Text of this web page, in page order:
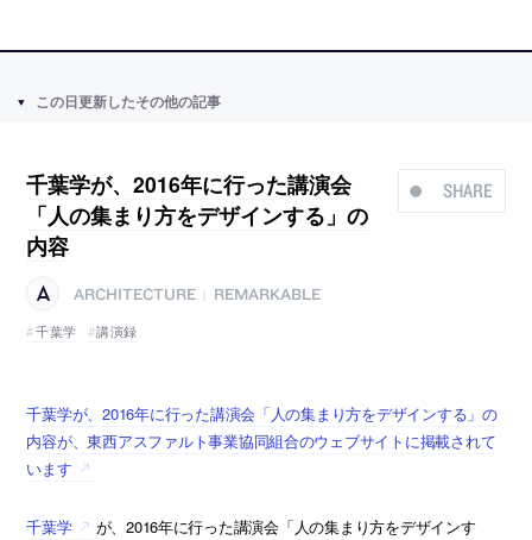
この日更新したその他の記事
SHARE
千葉学が、2016年に行った講演会
「人の集まり方をデザインする」の
内容
ARCHITECTURE
REMARKABLE
千葉学
講演録
千葉学が、2016年に行った講演会「人の集まり方をデザインする」の
内容が、東西アスファルト事業協同組合のウェブサイトに掲載されて
います
千葉学
が、2016年に行った講演会「人の集まり方をデザインす